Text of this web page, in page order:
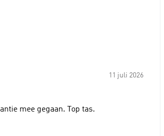
11 juli 2026
mee gegaan. Top tas.